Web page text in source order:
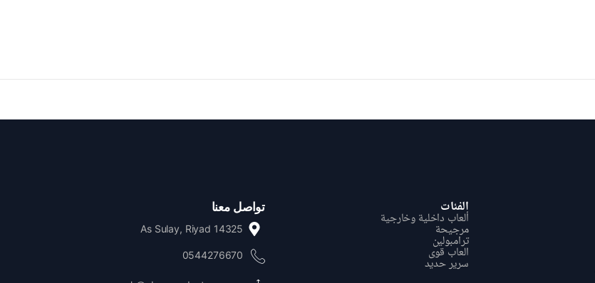
الفئات
ألعاب داخلية وخارجية
مرجيحة
ترامبولين
العاب قوی
سریر حدید
تواصل معنا
As Sulay, Riyad 14325
0544276670